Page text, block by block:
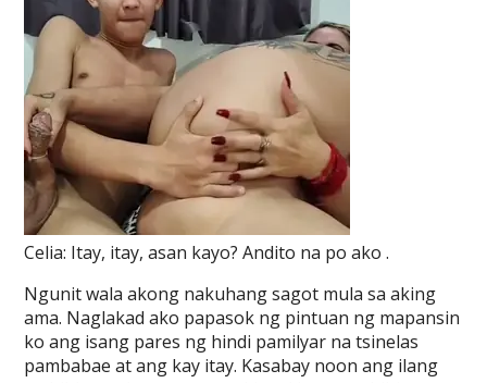
Celia: Itay, itay, asan kayo? Andito na po ako .
Ngunit wala akong nakuhang sagot mula sa aking
ama. Naglakad ako papasok ng pintuan ng mapansin
ko ang isang pares ng hindi pamilyar na tsinelas
pambabae at ang kay itay. Kasabay noon ang ilang